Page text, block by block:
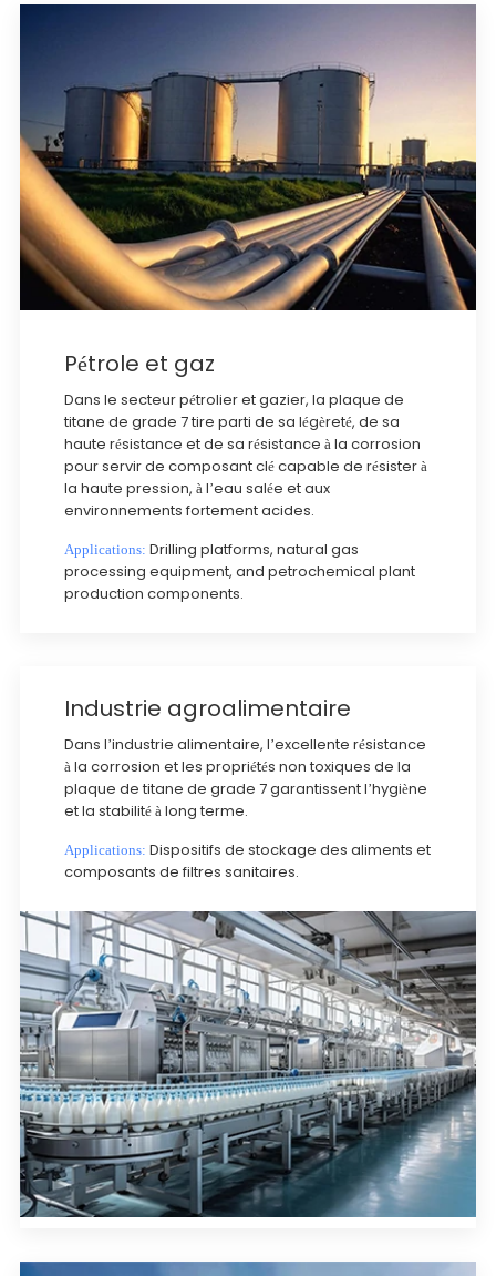
Pétrole et gaz
Dans le secteur pétrolier et gazier, la plaque de
titane de grade 7 tire parti de sa légèreté, de sa
haute résistance et de sa résistance à la corrosion
pour servir de composant clé capable de résister à
la haute pression, à l’eau salée et aux
environnements fortement acides.
Applications: Drilling platforms, natural gas
processing equipment, and petrochemical plant
production components.
Industrie agroalimentaire
Dans l’industrie alimentaire, l’excellente résistance
à la corrosion et les propriétés non toxiques de la
plaque de titane de grade 7 garantissent l’hygiène
et la stabilité à long terme.
Applications: Dispositifs de stockage des aliments et
composants de filtres sanitaires.